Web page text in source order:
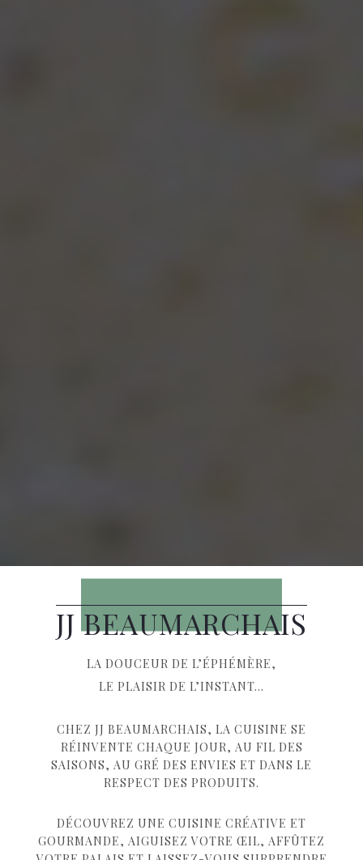
JJ BEAUMARCHAIS
LA DOUCEUR DE L’ÉPHÉMÈRE,
LE PLAISIR DE L’INSTANT…
CHEZ JJ BEAUMARCHAIS, LA CUISINE SE
RÉINVENTE CHAQUE JOUR, AU FIL DES
SAISONS, AU GRÉ DES ENVIES ET DANS LE
RESPECT DES PRODUITS.
DÉCOUVREZ UNE CUISINE CRÉATIVE ET
GOURMANDE, AIGUISEZ VOTRE ŒIL, AFFÛTEZ